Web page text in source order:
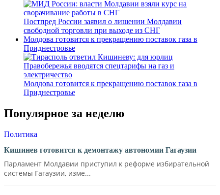
Постпред России заявил о лишении Молдавии
свободной торговли при выходе из СНГ
Молдова готовится к прекращению поставок газа в
Приднестровье
Молдова готовится к прекращению поставок газа в
Приднестровье
Популярное за неделю
Политика
Кишинев готовится к демонтажу автономии Гагаузии
Парламент Молдавии приступил к реформе избирательной
системы Гагаузии, изме...